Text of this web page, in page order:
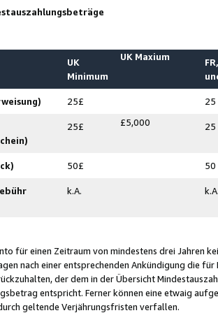
UK
Minimum
UK Maxium
25£ 25
25£ £5,000 25
50£ 50
k.A.
für einen Zeitraum von mindestens drei Jahren
nach einer entsprechenden Ankündigung die
der dem in der Übersicht
entspricht. Ferner können eine etwaig
geltende Verjährungsfristen verfallen.